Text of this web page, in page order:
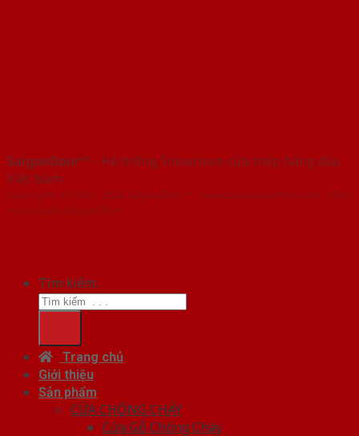
SaigonDoor™ - Hệ thống Showroom cửa thép hàng đầu
Việt Nam
Copyright ⓒ 2016 – 2026 SaigonDoor™ - www.baogiacuathep.com | Đơn
vị chủ quản SaigonDoor
Tìm kiếm:
Trang chủ
Giới thiệu
Sản phẩm
CỬA CHỐNG CHÁY
Cửa Gỗ Chống Cháy